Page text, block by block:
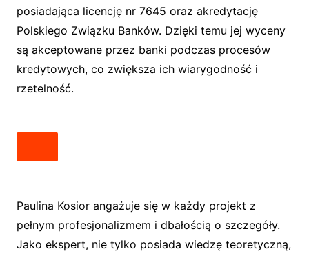
posiadająca licencję nr 7645 oraz akredytację
Polskiego Związku Banków. Dzięki temu jej wyceny
są akceptowane przez banki podczas procesów
kredytowych, co zwiększa ich wiarygodność i
rzetelność.
Paulina Kosior angażuje się w każdy projekt z
pełnym profesjonalizmem i dbałością o szczegóły.
Jako ekspert, nie tylko posiada wiedzę teoretyczną,